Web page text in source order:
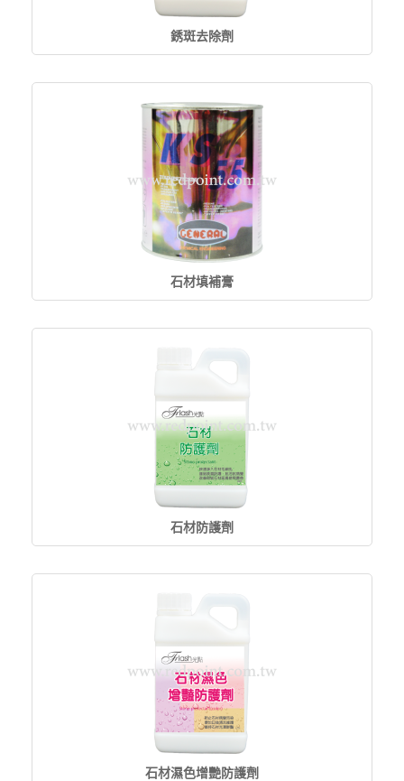
銹斑去除劑
石材填補膏
石材防護劑
石材濕色增艷防護劑